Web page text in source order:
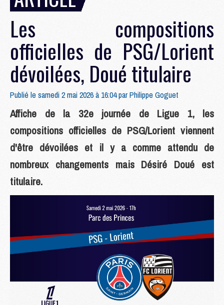
Les compositions
officielles de PSG/Lorient
dévoilées, Doué titulaire
Publié le samedi 2 mai 2026 à 16:04 parPhilippe Goguet
Affiche de la 32e journée de Ligue 1, les
compositions officielles de PSG/Lorient viennent
d'être dévoilées et il y a comme attendu de
nombreux changements mais Désiré Doué est
titulaire.